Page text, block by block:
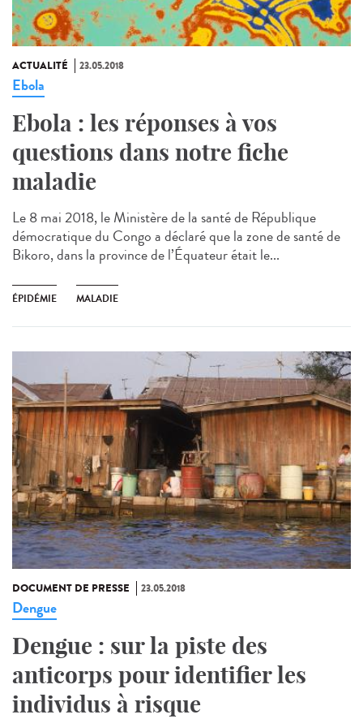
ACTUALITÉ 23.05.2018
Ebola
Ebola : les réponses à vos
questions dans notre fiche
maladie
Le 8 mai 2018, le Ministère de la santé de République
démocratique du Congo a déclaré que la zone de santé de
Bikoro, dans la province de l’Équateur était le...
ÉPIDÉMIE MALADIE
DOCUMENT DE PRESSE 23.05.2018
Dengue
Dengue : sur la piste des
anticorps pour identifier les
individus à risque